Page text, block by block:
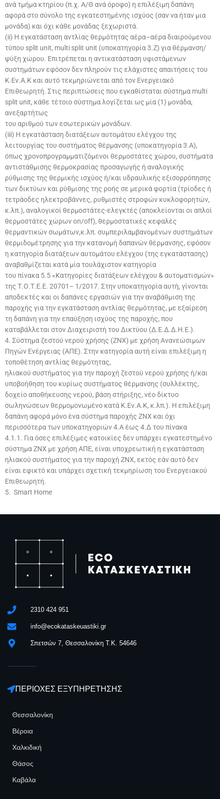
ανά τμήμα κτηρίου (π.χ. Α/Θ ανά όροφο) η επιλέξιμη δαπάνη
αφορά στο σύνολο της εγκατεστημένης ισχύος (σαν να ήταν μια
μονάδα) και όχι κάθε μονάδας ξεχωριστά.
(ii) Η εγκατάσταση αντλίας θερμότητας αέρα–αέρα διαιρούμενου
τύπου split unit, multi split unit (υποκατηγορία 3.Ζ) για θέρμανση/
ψύξη χώρου. Επιτρέπεται η αντικατάσταση υφιστάμενων
συστημάτων εφόσον δεν πληρούν τις ελάχιστες απαιτήσεις του
Κ.Εν.Α.Κ και αυτό τεκμηριώνεται από τον Ενεργειακό
Επιθεωρητή. Στις περιπτώσεις που εγκαθίσταται σύστημα multi
split unit, κάθε τέτοιο σύστημα λογίζεται ως μία (1) μονάδα,
ανεξαρτήτως
του αριθμού των εσωτερικών μονάδων.
(iii) Η εγκατάσταση διατάξεων αυτομάτου ελέγχου της
λειτουργίας του συστήματος θέρμανσης (υποκατηγορία 3.A),
όπως χρονοπρογραμματιζόμενοι θερμοστάτες χώρου, συστήματα
αντιστάθμισης θερμοκρασίας προσαγωγής ή αναλογικής
ρύθμισης της θερμικής ισχύος ή/και υδραυλικής εξισορρόπησης
των δικτύων και ρύθμισης της ροής σε μερικά φορτία (τρίοδες ή
τετράοδες ηλεκτροβάννες, ρυθμιστές στροφών κυκλοφορητών,
κ.λπ.), αναλογικοί θερμοστάτες-ελεγκτές (αποκλείονται οι απλοί
θερμοστάτες χώρων on/off), θερμοστατικές κεφαλές
θερμαντικών σωμάτων,κ.λπ. συμπεριλαμβανομένων συστημάτων
θερμιδομέτρησης για την κατανομή δαπανών θέρμανσης, εφόσον
η κατηγορία διατάξεων αυτομάτου ελέγχου (της εγκατάστασης)
αναβαθμίζεται κατά μία τουλάχιστον κατηγορία
του πίνακα 5.5 «Κατηγορίες διατάξεων ελέγχου & αυτοματισμών»
της Τ.Ο.Τ.Ε.Ε. 20701– 1/2017. Στην υποκατηγορία αυτή, γίνονται
αποδεκτές και οι δαπάνες εργασιών για την αναβάθμιση της
παροχής για την εγκατάσταση αντλίας θερμότητας, με εξαίρεση
τη δαπάνη για την επαύξηση ισχύος της παροχής, που
καταβάλλεται στον Διαχειριστή του Δικτύου (Δ.Ε.Δ.Δ.Η.Ε.).
4. Σύστημα ζεστού νερού χρήσης (ΖΝΧ) με χρήση Ανανεώσιμων
Πηγών Ενέργειας (ΑΠΕ). Στην κατηγορία αυτή είναι επιλέξιμη η
τοποθέτηση αντλίας θερμότητας,
ηλιακού συστήματος για την παροχή ζεστού νερού χρήσης ή/και
υποβοήθηση του κυρίως συστήματος θέρμανσης (συλλέκτης,
δοχείο αποθήκευσης νερού, βάση στήριξης, νέο δίκτυο
σωληνώσεων θερμομονωμένο κατά Κ.Εν.Α.Κ, κ.λπ.). H επιλέξιμη
δαπάνη αφορά μόνο ένα σύστημα παροχής ΖΝΧ και όχι
περισσότερα των υποκατηγοριών 4.Α έως 4.Δ του πίνακα
4.1.1. Για όσες επιλέξιμες κατοικίες δεν υπάρχει εγκατεστημένο
σύστημα ΖΝΧ με χρήση ΑΠΕ, είναι υποχρεωτική η εγκατάσταση
ηλιακού συστήματος για την παροχή ΖΝΧ, εκτός εάν αυτό δεν
είναι εφικτό και υπάρχει σχετική τεκμηρίωση του Ενεργειακού
Επιθεωρητή.
5. Smart Home
2310 424 951
info@ecokataskeuastiki.gr
Σπετσών 7, Θεσσαλονίκη Τ.Κ. 54646
ΠΕΡΙΟΧΕΣ ΕΞΥΠΗΡΕΤΗΣΗΣ
Θεσσαλονίκη
Βέροια
Χαλκιδική
Θάσος
Καβάλα